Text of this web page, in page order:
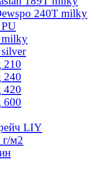
240T milky
milky
210
240
420
600
LIY
г/м2